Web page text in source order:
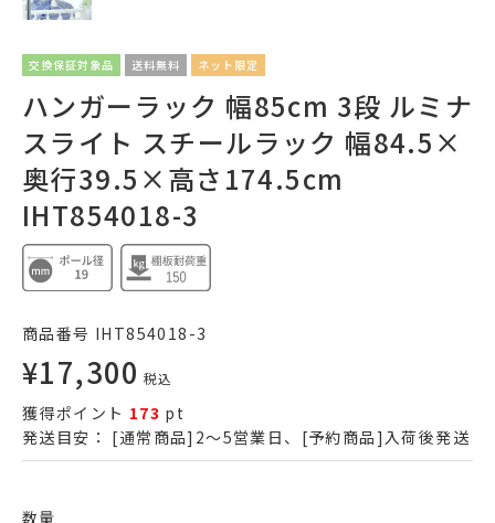
交換保証対象品 送料無料 ネット限定
ハンガーラック 幅85cm 3段 ルミナ
スライト スチールラック 幅84.5×
奥行39.5×高さ174.5cm
IHT854018-3
商品番号 IHT854018-3
¥17,300 税込
獲得ポイント 173 pt
発送目安： [通常商品]2～5営業日、[予約商品]入荷後発送